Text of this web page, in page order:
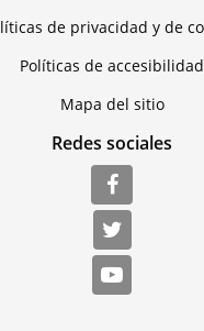
de privacidad y de
Políticas de accesibilidad
Mapa del sitio
Redes sociales